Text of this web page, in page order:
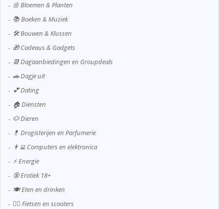
🌼 Bloemen & Planten
📚 Boeken & Muziek
🛠️ Bouwen & Klussen
🎁 Cadeaus & Gadgets
📆 Dagaanbiedingen en Groupdeals
🚗 Dagje uit
💕 Dating
🏠 Diensten
🐶 Dieren
💊 Drogisterijen en Parfumerie
👨‍💻 Computers en elektronica
⚡ Energie
🔞 Erotiek 18+
🍽️ Eten en drinken
🚴‍♂️ Fietsen en scooters